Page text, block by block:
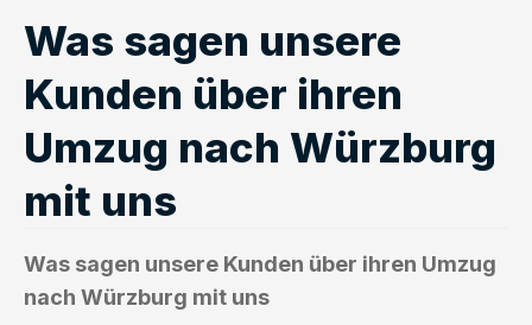
Was sagen unsere
Kunden über ihren
Umzug nach Würzburg
mit uns
Was sagen unsere Kunden über ihren Umzug
nach Würzburg mit uns